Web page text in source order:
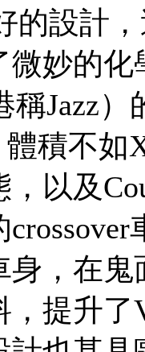
的設計
微妙的
稱Jazz
體積不
，以及
身，在
，提升